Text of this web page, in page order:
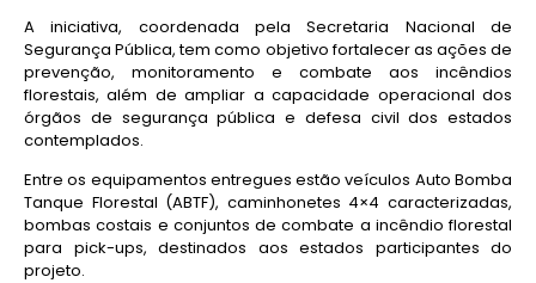
A iniciativa, coordenada pela Secretaria Nacional de
Segurança Pública, tem como objetivo fortalecer as ações de
prevenção, monitoramento e combate aos incêndios
florestais, além de ampliar a capacidade operacional dos
órgãos de segurança pública e defesa civil dos estados
contemplados.
Entre os equipamentos entregues estão veículos Auto Bomba
Tanque Florestal (ABTF), caminhonetes 4×4 caracterizadas,
bombas costais e conjuntos de combate a incêndio florestal
para pick-ups, destinados aos estados participantes do
projeto.